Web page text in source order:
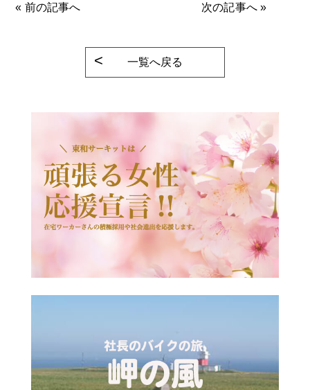
« 前の記事へ 次の記事へ»
一覧へ戻る